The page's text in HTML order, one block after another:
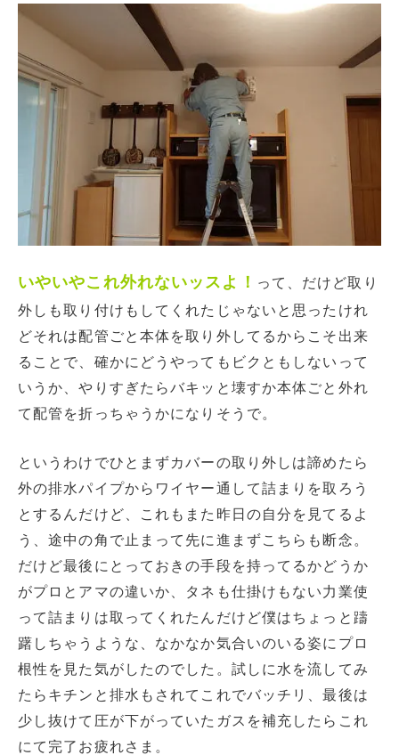
いやいやこれ外れないッスよ！ って、だけど取り
外しも取り付けもしてくれたじゃないと思ったけれ
どそれは配管ごと本体を取り外してるからこそ出来
ることで、確かにどうやってもビクともしないって
いうか、やりすぎたらバキッと壊すか本体ごと外れ
て配管を折っちゃうかになりそうで。
というわけでひとまずカバーの取り外しは諦めたら
外の排水パイプからワイヤー通して詰まりを取ろう
とするんだけど、これもまた昨日の自分を見てるよ
う、途中の角で止まって先に進まずこちらも断念。
だけど最後にとっておきの手段を持ってるかどうか
がプロとアマの違いか、タネも仕掛けもない力業使
って詰まりは取ってくれたんだけど僕はちょっと躊
躇しちゃうような、なかなか気合いのいる姿にプロ
根性を見た気がしたのでした。試しに水を流してみ
たらキチンと排水もされてこれでバッチリ、最後は
少し抜けて圧が下がっていたガスを補充したらこれ
にて完了お疲れさま。